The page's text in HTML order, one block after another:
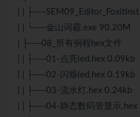
| |
| | └──金山词霸.exe 90.20M
| ├──08_所有例程hex文件
| | ├──01-点亮led.hex 0.09kb
| | ├──02-闪烁led.hex 0.19kb
| | ├──03-流水灯.hex 0.24kb
| | ├──04-静态数码管显示.hex